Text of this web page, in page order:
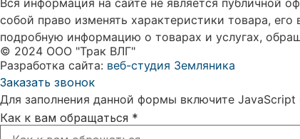
Вся информация на сайте не является публичной
собой право изменять характеристики товара,
подробную информацию о товарах и услугах,
© 2024 ООО "Трак ВЛГ"
Разработка сайта: веб-студия Земляника
Заказать звонок
Для заполнения данной формы включите JavaScript
Как к вам обращаться *